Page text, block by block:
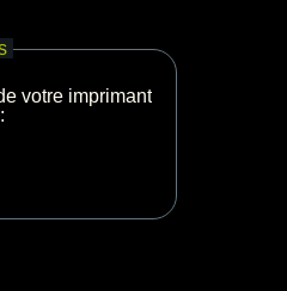
votre imprimante